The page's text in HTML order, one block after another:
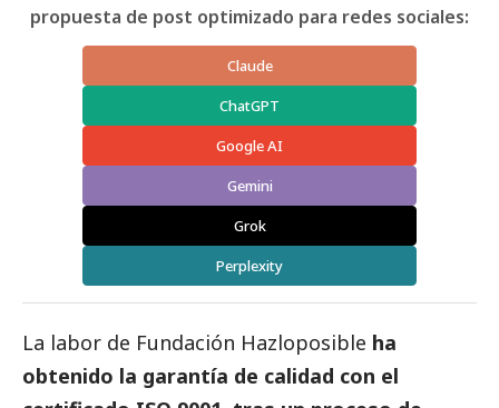
propuesta de post optimizado para redes sociales:
Claude
ChatGPT
Google AI
Gemini
Grok
Perplexity
La labor de Fundación Hazloposible ha
obtenido la garantía de calidad con el